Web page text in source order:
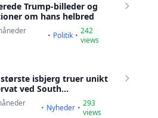
Trump-billeder og
om hans helbred
• Politik • 242
views
største isbjerg truer unikt
ved South...
• Nyheder • 293
views